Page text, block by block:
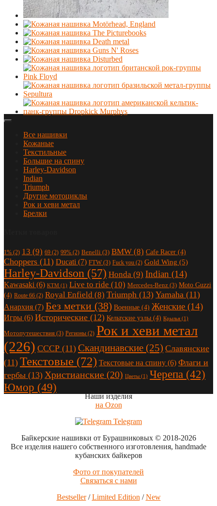
Все нашивки
Кожаные
Текстильные
Большие на спину
Harley-Davidson
Indian
Triumph
Другие мотоциклы
Рок и хеви метал
Брелки
1% (2) 13 (9) 69 (2) 99% (2) Benelli (3) BMW (8) Cafe Racer (4)
Choppers (11) Ducati (7) FTW (3) Fuck you (2) Gold Wing (5)
Harley-Davidson (57) Honda (9) Indian (14)
Kawasaki (6) KTM (1) Live to ride (10) Mercedes-Benz (3) Moto Guzzi
(4) Route 66 (2) Royal Enfield (8) Triumph (13) Yamaha (11)
Анархия (7) Без метки (38) Военные (4) Женские (14)
Игры (6) Исторические (12) Кельтские узлы (4) Крылья (1)
Мотопутешествия (3) Регионы (2) Рок и хеви метал
(226) СССР (11) Скандинавские (25) Славянские
(11) Текстовые (72) Текстовые на спину (6) Флаги и
гербы (13) Христианские (20) Цветы (1) Черепа (42)
Юмор (49)
Наши изделия
на Ozon
Telegram
Байкерские нашивки от Бурашниковых© 2018-2026
Все изделия нашего собственного изготовления, handmade
кубанских байкеров
Фото от покупателей
Связаться с нами
Bestseller/Limited Edition /New